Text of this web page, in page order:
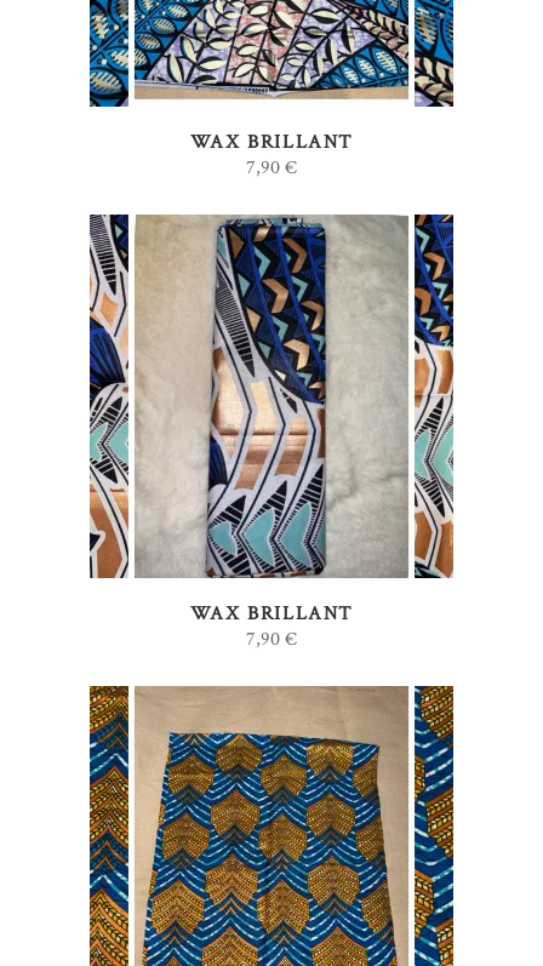
WAX BRILLANT
7,90€
AJOUTER AU PANIER
WAX BRILLANT
7,90€
AJOUTER AU PANIER